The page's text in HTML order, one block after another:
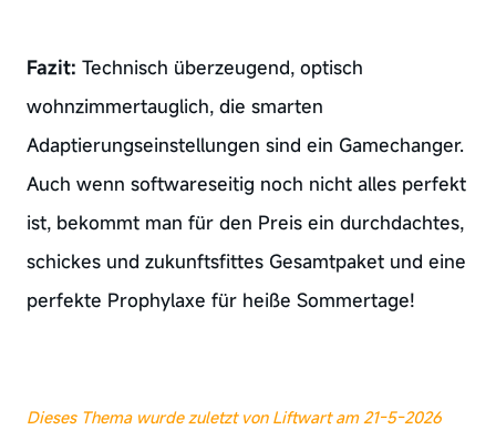
Fazit: Technisch überzeugend, optisch
wohnzimmertauglich, die smarten
Adaptierungseinstellungen sind ein Gamechanger.
Auch wenn softwareseitig noch nicht alles perfekt
ist, bekommt man für den Preis ein durchdachtes,
schickes und zukunftsfittes Gesamtpaket und eine
perfekte Prophylaxe für heiße Sommertage!
Dieses Thema wurde zuletzt von Liftwart am 21-5-2026